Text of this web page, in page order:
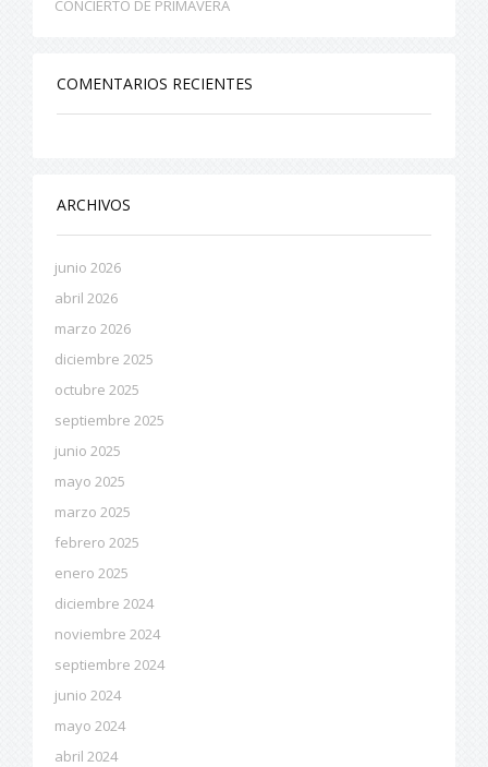
CONCIERTO DE PRIMAVERA
COMENTARIOS RECIENTES
ARCHIVOS
junio 2026
abril 2026
marzo 2026
diciembre 2025
octubre 2025
septiembre 2025
junio 2025
mayo 2025
marzo 2025
febrero 2025
enero 2025
diciembre 2024
noviembre 2024
septiembre 2024
junio 2024
mayo 2024
abril 2024